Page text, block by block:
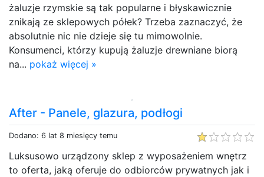
żaluzje rzymskie są tak popularne i błyskawicznie
znikają ze sklepowych półek? Trzeba zaznaczyć, że
absolutnie nic nie dzieje się tu mimowolnie.
Konsumenci, którzy kupują żaluzje drewniane biorą
na... pokaż więcej »
After - Panele, glazura, podłogi
Dodano: 6 lat 8 miesięcy temu
Luksusowo urządzony sklep z wyposażeniem wnętrz
to oferta, jaką oferuje do odbiorców prywatnych jak i